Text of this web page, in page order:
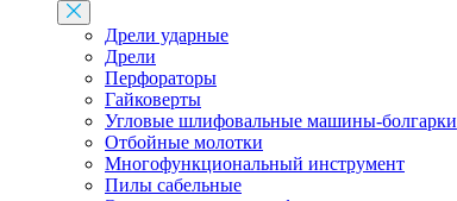
Дрели ударные
Дрели
Перфораторы
Гайковерты
Угловые шлифовальные машины-болгарки
Отбойные молотки
Многофункциональный инструмент
Пилы сабельные